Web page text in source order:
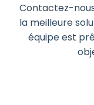
Contactez-
la meilleure
équipe est